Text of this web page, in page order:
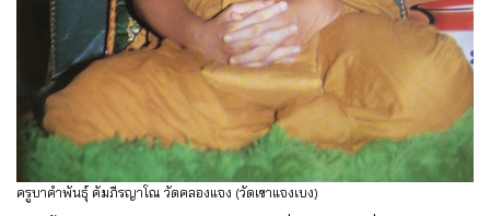
ครูบาคำพันธุ์ คัมภีรญาโณ วัดคลองแจง (วัดเขาแจงเบง)